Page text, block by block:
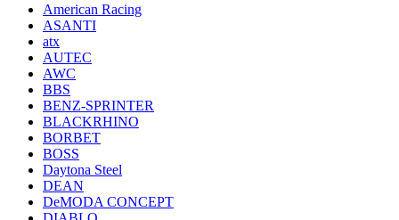
American Racing
ASANTI
atx
AUTEC
AWC
BBS
BENZ-SPRINTER
BLACKRHINO
BORBET
BOSS
Daytona Steel
DEAN
DeMODA CONCEPT